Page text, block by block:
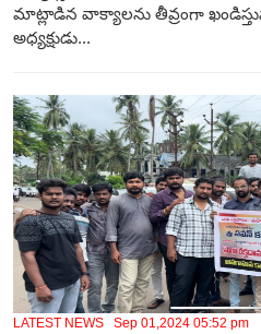
మాట్లాడిన వాక్యాలను తీవ్రంగా
అధ్యక్షుడు...
LATEST NEWS Sep 01,2024 05:52 pm